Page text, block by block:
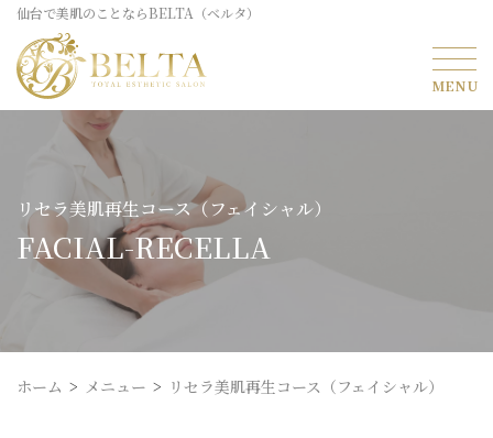
仙台で美肌のことならBELTA（ベルタ）
リセラ美肌再生コース（フェイシャル）
FACIAL-RECELLA
ホーム メニュー リセラ美肌再生コース（フェイシャル）